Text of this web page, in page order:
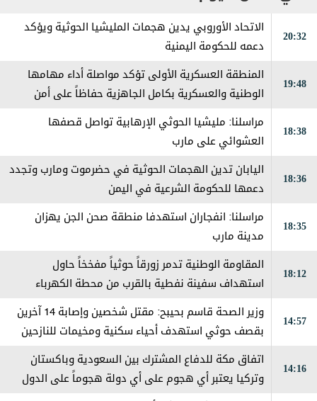
20:32
الاتحاد الأوروبي يدين هجمات المليشيا الحوثية ويؤكد
دعمه للحكومة اليمنية
19:48
المنطقة العسكرية الأولى تؤكد مواصلة أداء مهامها
الوطنية والعسكرية بكامل الجاهزية حفاظاً على أمن
18:38
مراسلنا: مليشيا الحوثي الإرهابية تواصل قصفها
العشوائي على مارب
18:36
اليابان تدين الهجمات الحوثية في حضرموت ومارب وتجدد
دعمها للحكومة الشرعية في اليمن
18:35
مراسلنا: انفجاران استهدفا منطقة صحن الجن يهزان
مدينة مارب
18:12
المقاومة الوطنية تدمر زورقاً حوثياً مفخخاً حاول
استهداف سفينة نفطية بالقرب من محطة الكهرباء
14:57
وزير الصحة قاسم بحيبح: مقتل شخصين وإصابة 14 آخرين
بقصف حوثي استهدف أحياء سكنية ومخيمات للنازحين
14:16
اتفاق مكة للدفاع المشترك بين السعودية وباكستان
وتركيا يعتبر ‏أي هجوم على أي دولة هجوماً على الدول